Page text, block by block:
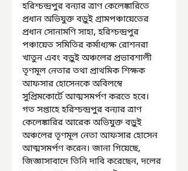
হরিশ্চন্দ্রপুর বন্যার ত্রাণ কেলেঙ্কারিতে
প্রধান অভিযুক্ত বড়ুই গ্রামপঞ্চায়েতের
প্রধান সোনামণি সাহা, হরিশ্চন্দ্রপুর
পঞ্চায়েত সমিতির কর্মাধ্যক্ষ রোশনরা
খাতুন এবং বড়ুই অঞ্চলের প্রভাবশালী
তৃণমূল নেতার তথা প্রাথমিক শিক্ষক
আফসার হোসেনকে অবিলম্বে
সুপ্রিমকোর্টে আত্মসমর্পণ করতে হবে।
গত সপ্তাহে হরিশ্চন্দ্রপুর বন্যার ত্রাণ
কেলেঙ্কারির আরেক অভিযুক্ত বড়ুই
অঞ্চলের তৃণমূল নেতা আফসার হোসেন
আত্মসমর্পণ করেন। জানা গিয়েছে,
জিজ্ঞাসাবাদে তিনি দাবি করেছেন, দলের